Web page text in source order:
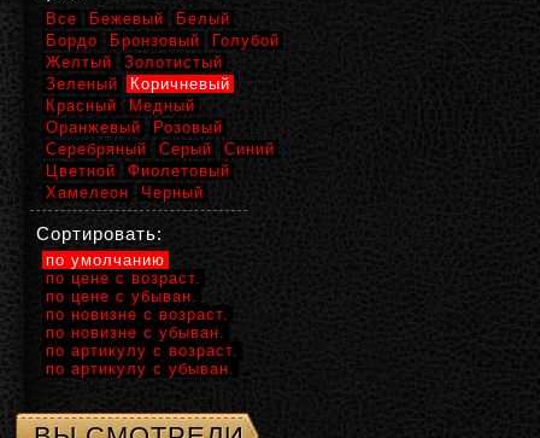
Все Бежевый
Белый
Бордо
Бронзовый
Голубой
Желтый
Золотистый
Зеленый
Коричневый
Красный
Медный
Оранжевый
Розовый
Серебряный
Серый
Синий
Цветной
Фиолетовый
Хамелеон
Черный
Сортировать:
по умолчанию
по цене с возраст.
по цене с убыван.
по новизне с возраст.
по новизне с убыван.
по артикулу с возраст.
по артикулу с убыван.